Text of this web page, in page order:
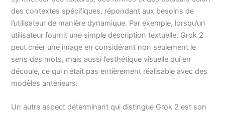
des contextes spécifiques, répondant aux besoins de
l’utilisateur de manière dynamique. Par exemple, lorsqu’un
utilisateur fournit une simple description textuelle, Grok 2
peut créer une image en considérant non seulement le
sens des mots, mais aussi l’esthétique visuelle qui en
découle, ce qui n’était pas entièrement réalisable avec des
modèles antérieurs.
Un autre aspect déterminant qui distingue Grok 2 est son